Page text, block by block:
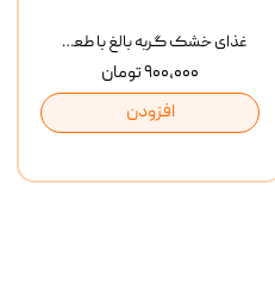
غذای خشک گربه بالغ با طعم مرغ و برنج رفلکس Reflex Multi Color Chicken And Rice وزن 1 کیلوگرم
۹۰۰,۰۰۰ تومان
افزودن